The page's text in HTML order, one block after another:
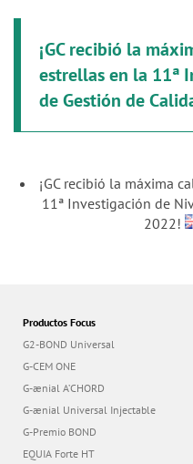
¡GC recibió la
estrellas en la 11ª
de Gestión de
¡GC recibió la máxima
11ª Investigación de
2022!
Productos Focus
G2-BOND Universal
G-CEM ONE
G-ænial A’CHORD
G-ænial Universal Injectable
G-Premio BOND
EQUIA Forte HT